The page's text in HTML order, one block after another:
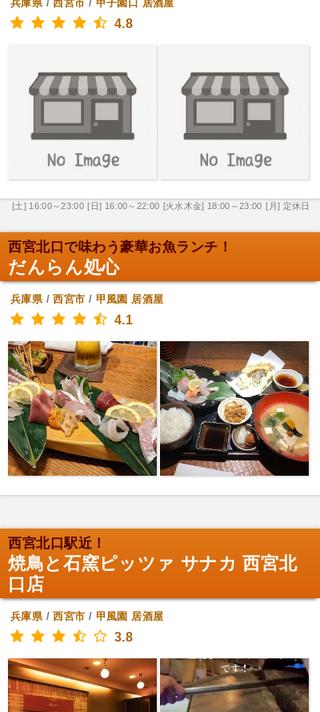
兵庫県/西宮市 / 甲子園口 居酒屋
4.8
[土] 16:00～23:00 [日] 16:00～22:00 [火水木金] 18:00～23:00 [月] 定休日
西宮北口で味わう豪華お魚ランチ！
だんらん処心
兵庫県/西宮市 / 甲風園 居酒屋
4.1
西宮北口駅近！
焼鳥と石窯ピッツァ サナカ 西宮北
口店
兵庫県/西宮市 / 甲風園 居酒屋
3.8